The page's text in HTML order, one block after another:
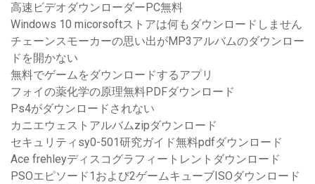
高速ビデオダウンローダーPC無料
Windows 10 micorsoftストアは何もダウンロードしません
チェーンスモーカーの思い出がMP3アルバムのダウンロー
ドを開かない
無料でゲームをダウンロードするアプリ
フォイの薬化学の原理無料PDFダウンロード
Ps4がダウンロードされない
カニエウェストアルバムzipダウンロード
セキュリティsy0-501研究ガイド無料pdfダウンロード
Ace frehleyディスコグラフィートレントダウンロード
PSOエピソード1および2ゲームキューブISOダウンロード